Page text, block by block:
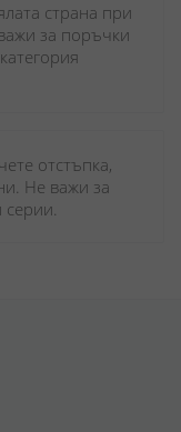
страна при
за поръчки
отстъпка,
Не важи за
серии.